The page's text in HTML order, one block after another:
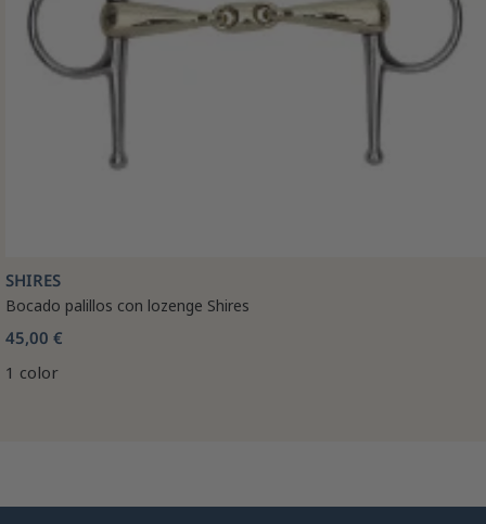
SHIRES
Bocado palillos con lozenge Shires
45,00 €
1 color